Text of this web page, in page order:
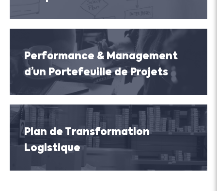
Performance & Management
d’un Portefeuille de Projets
Plan de Transformation
Logistique